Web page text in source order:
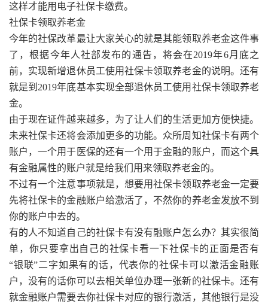
这样才能用电子社保卡缴费。
社保卡领取养老金
今年的社保改革最让大家关心的就是其能领取养老金这件事
了，根据今年人社部发布的通告，将会在2019年6月底之
前，实现新增退休员工使用社保卡领取养老金的说明。还有
就是到2019年底基本实现全部退休员工使用社保卡领取养老
金。
由于现在证件越来越多，为了让人们的生活更加方便快捷。
未来社保卡还将会添加更多的功能。众所周知社保卡有两个
账户，一个用于医保的还有一个用于金融的账户，而这个具
有金融属性的账户就是给我们用来领取养老金的。
不过有一个注意事项就是，想要用社保卡领取养老金一定要
先将社保卡的金融账户给激活了，不然你的养老金发放不到
你的账户中去的。
有的人不知道自己的社保卡有没有融账户怎么办？其实很简
单，你只要拿出自己的社保卡看一下社保卡的正面是否有
“银联”二字如果有的话，代表你的社保卡可以激活金融账
户，没有的话你可以去相关单位办理一张新的社保卡。还有
就金融账户需要去你社保卡对应的银行激活，其他银行是没